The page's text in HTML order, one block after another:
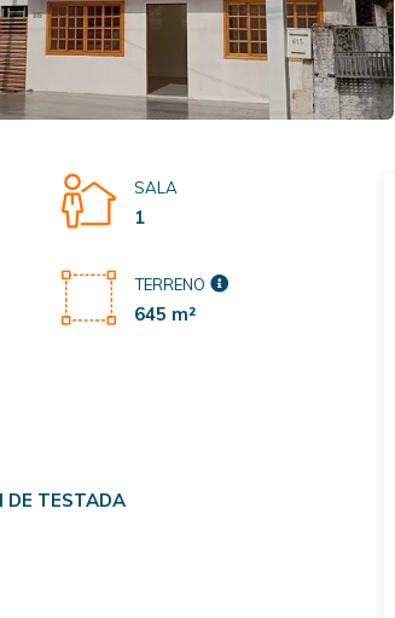
SALA
1
TERRENO
645 m²
DE TESTADA